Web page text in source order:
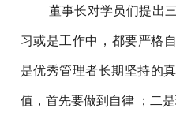
董事长对学员们提出
习或是工作中，都要严格
是优秀管理者长期坚持的
值，首先要做到自律 ；二